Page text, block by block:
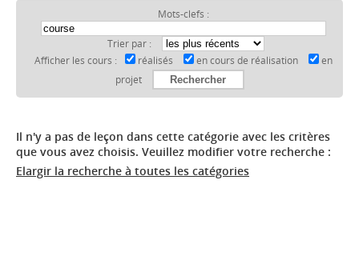
Mots-clefs :
Trier par :
Afficher les cours :
réalisés en cours de réalisation
en
projet
Il n'y a pas de leçon dans cette catégorie avec les critères
que vous avez choisis. Veuillez modifier votre recherche :
Elargir la recherche à toutes les catégories